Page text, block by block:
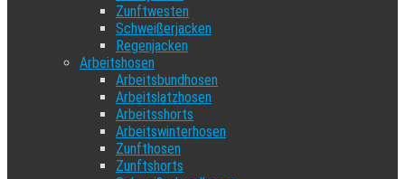
Zunftwesten
Schweißerjacken
Regenjacken
Arbeitshosen
Arbeitsbundhosen
Arbeitslatzhosen
Arbeitsshorts
Arbeitswinterhosen
Zunfthosen
Zunftshorts